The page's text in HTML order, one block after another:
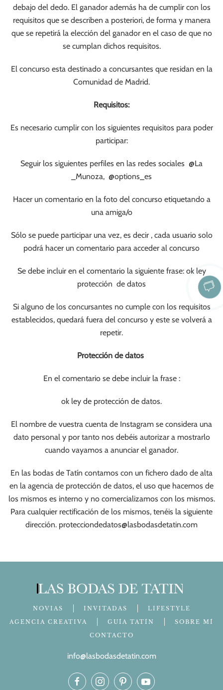
debajo del dedo. El ganador además ha de cumplir con los
requisitos que se describen a posteriori, de forma y manera
que se repetirá la elección del ganador en el caso de que no
se cumplan dichos requisitos.
El concurso esta destinado a concursantes que residan en la
Comunidad de Madrid.
Requisitos:
Es necesario cumplir con los siguientes requisitos para poder
participar:
Seguir los siguientes perfiles en las redes sociales @La
_Munoza, @options_es
Hacer un comentario en la foto del concurso etiquetando a
una amiga/o
Sólo se puede participar una vez, es decir , cada usuario solo
podrá hacer un comentario para acceder al concurso
Se debe incluir en el comentario la siguiente frase: ok ley
protección de datos
Si alguno de los concursantes no cumple con los requisitos
establecidos, quedará fuera del concurso y este se volverá a
repetir.
Protección de datos
En el comentario se debe incluir la frase :
ok ley de protección de datos.
El nombre de vuestra cuenta de Instagram se considera una
dato personal y por tanto nos debéis autorizar a mostrarlo
cuando vayamos a anunciar el ganador.
En las bodas de Tatín contamos con un fichero dado de alta
en la agencia de protección de datos, el uso que hacemos de
los mismos es interno y no comercializamos con los mismos.
Para cualquier rectificación de los mismos, tenéis la siguiente
dirección. protecciondedatos@lasbodasdetatin.com
NOVIAS INVITADAS
LIFESTYLE
AGENCIA CREATIVA
GUÍA TATÍN
SOBRE MÍ
CONTACTO
info@lasbodasdetatin.com